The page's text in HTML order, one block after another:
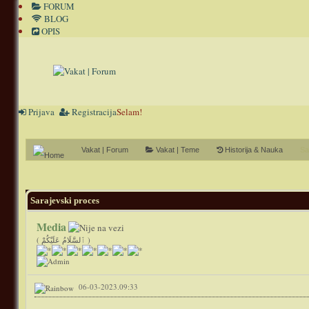
FORUM
BLOG
OPIS
Selam!
Prijava Registracija
Vakat | Forum Vakat | Teme Historija & Nauka
Sarajevski proces
Media
( ٱلسَّلَامُ عَلَيْكُمْ )
06-03-2023.09:33